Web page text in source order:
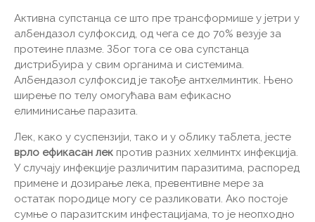
Активна супстанца се што пре трансформише у јетри у
албендазол сулфоксид, од чега се до 70% везује за
протеине плазме. Због тога се ова супстанца
дистрибуира у свим органима и системима.
Албендазол сулфоксид је такође антхелминтик. Њено
ширење по телу омогућава вам ефикасно
елиминисање паразита.
Лек, како у суспензији, тако и у облику таблета, јесте
врло ефикасан лек против разних хелминтх инфекција.
У случају инфекције различитим паразитима, распоред
примене и дозирање лека, превентивне мере за
остатак породице могу се разликовати. Ако постоје
сумње о паразитским инфестацијама, то је неопходно